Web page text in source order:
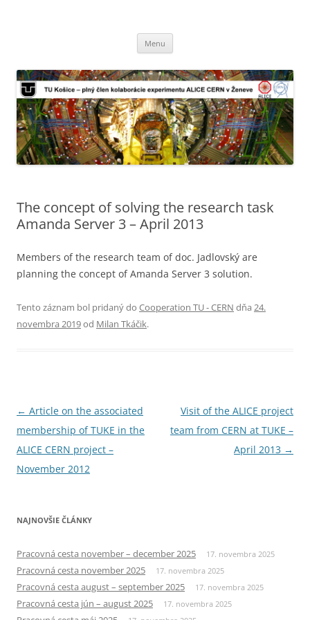
experimentu ALICE CERN v Ženeve
Menu
The concept of solving the research task
Amanda Server 3 – April 2013
Members of the research team of doc. Jadlovský are
planning the concept of Amanda Server 3 solution.
Tento záznam bol pridaný do Cooperation TU - CERN dňa 24.
novembra 2019od Milan Tkáčik.
Navigácia
článkami
← Article on the associated
membership of TUKE in the
ALICE CERN project –
November 2012
Visit of the ALICE project
team from CERN at TUKE –
April 2013 →
NAJNOVŠIE ČLÁNKY
Pracovná cesta november – december 2025 17. novembra 2025
Pracovná cesta november 2025 17. novembra 2025
Pracovná cesta august – september 2025 17. novembra 2025
Pracovná cesta jún – august 2025 17. novembra 2025